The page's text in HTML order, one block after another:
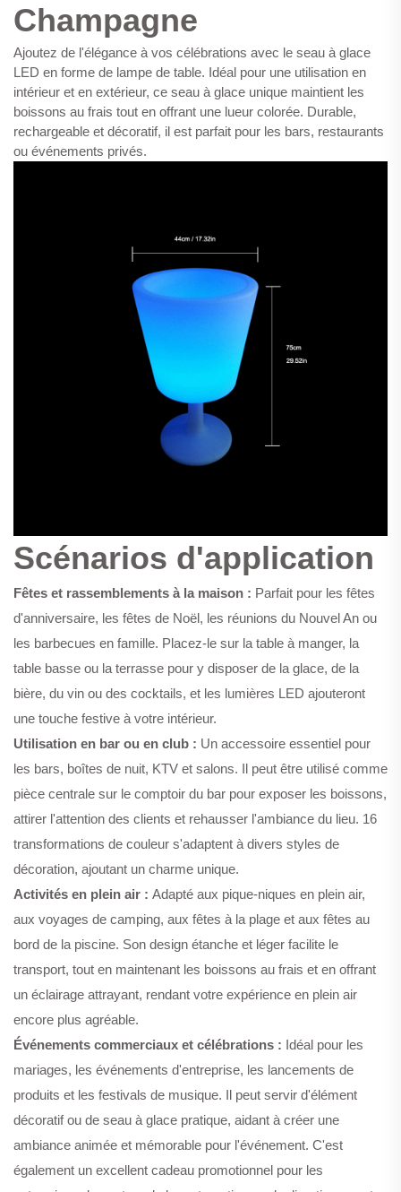
Champagne
Ajoutez de l'élégance à vos célébrations avec le seau à glace
LED en forme de lampe de table. Idéal pour une utilisation en
intérieur et en extérieur, ce seau à glace unique maintient les
boissons au frais tout en offrant une lueur colorée. Durable,
rechargeable et décoratif, il est parfait pour les bars, restaurants
ou événements privés.
Scénarios d'application
Fêtes et rassemblements à la maison : Parfait pour les fêtes
d'anniversaire, les fêtes de Noël, les réunions du Nouvel An ou
les barbecues en famille. Placez-le sur la table à manger, la
table basse ou la terrasse pour y disposer de la glace, de la
bière, du vin ou des cocktails, et les lumières LED ajouteront
une touche festive à votre intérieur.
Utilisation en bar ou en club : Un accessoire essentiel pour
les bars, boîtes de nuit, KTV et salons. Il peut être utilisé comme
pièce centrale sur le comptoir du bar pour exposer les boissons,
attirer l'attention des clients et rehausser l'ambiance du lieu. 16
transformations de couleur s'adaptent à divers styles de
décoration, ajoutant un charme unique.
Activités en plein air : Adapté aux pique-niques en plein air,
aux voyages de camping, aux fêtes à la plage et aux fêtes au
bord de la piscine. Son design étanche et léger facilite le
transport, tout en maintenant les boissons au frais et en offrant
un éclairage attrayant, rendant votre expérience en plein air
encore plus agréable.
Événements commerciaux et célébrations : Idéal pour les
mariages, les événements d'entreprise, les lancements de
produits et les festivals de musique. Il peut servir d'élément
décoratif ou de seau à glace pratique, aidant à créer une
ambiance animée et mémorable pour l'événement. C'est
également un excellent cadeau promotionnel pour les